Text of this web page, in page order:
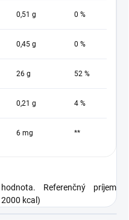
0,51 g 0 %
0,45 g 0 %
26 g 52 %
0,21 g 4 %
6 mg **
Referenčný príjem
kcal)